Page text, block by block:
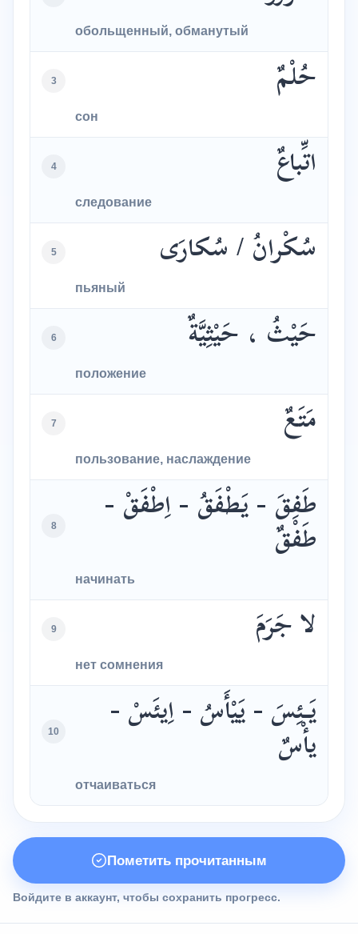
обольщенный, обманутый
3 حُلْمٌ
сон
4 اتِّباعٌ
следование
5 سُكْرانُ / سُكارَى
пьяный
6 حَيْثُ ، حَيْثِيَّةٌ
положение
7 مَتَعٌ
пользование, наслаждение
8 طَفِقَ - يَطْفَقُ - اِطْفَقْ -
طَفْقٌ
начинать
9 لا جَرَمَ
нет сомнения
10 يَـئِسَ - يَيْأَسُ - اِيئَسْ -
يأْسٌ
отчаиваться
Пометить прочитанным
Войдите в аккаунт, чтобы сохранить прогресс.